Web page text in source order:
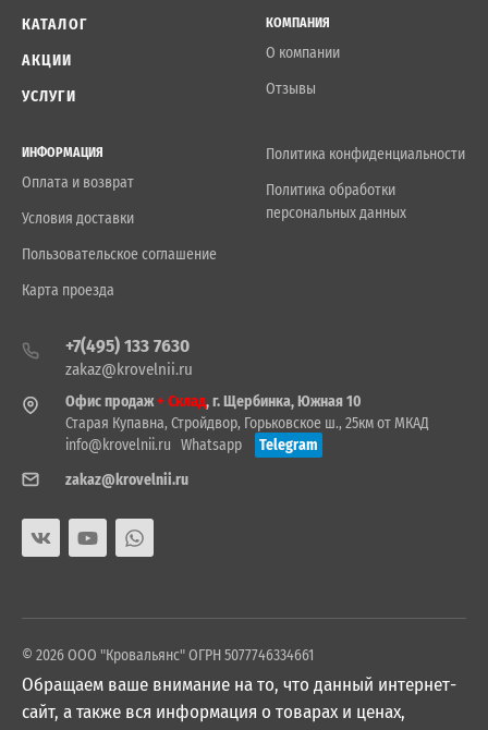
КАТАЛОГ
АКЦИИ
УСЛУГИ
КОМПАНИЯ
О компании
Отзывы
ИНФОРМАЦИЯ
Оплата и возврат
Условия доставки
Пользовательское соглашение
Карта проезда
Политика конфиденциальности
Политика обработки
персональных данных
+7(495) 133 7630
zakaz@krovelnii.ru
Офис продаж+ Склад, г. Щербинка, Южная 10
Старая Купавна, Стройдвор, Горьковское ш., 25км от МКАД
info@krovelnii.ru Whatsapp
Telegram
zakaz@krovelnii.ru
© 2026 ООО "Кровальянс" ОГРН 5077746334661
Обращаем ваше внимание на то, что данный интернет-
сайт, а также вся информация о товарах и ценах,